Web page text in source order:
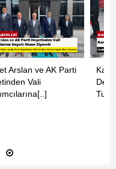
Arslan ve AK Parti
Vali